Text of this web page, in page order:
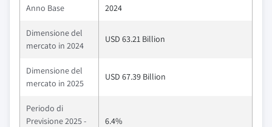
Anno Base 2024
Dimensione del
mercato in 2024
USD 63.21 Billion
Dimensione del
mercato in 2025
USD 67.39 Billion
Periodo di
Previsione 2025 -
6.4%